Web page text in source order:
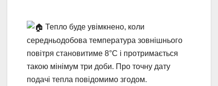
Тепло буде увімкнено, коли
середньодобова температура зовнішнього
повітря становитиме 8°C і протримається
такою мінімум три доби. Про точну дату
подачі тепла повідомимо згодом.